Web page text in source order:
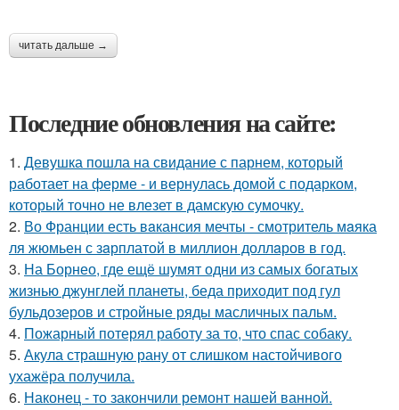
читать дальше →
Последние обновления на сайте:
1. Девушка пошла на свидание с парнем, который
работает на ферме - и вернулась домой с подарком,
который точно не влезет в дамскую сумочку.
2. Во Франции есть вaкансия мечты - смотритель мaяка
ля жюмьен с зaрплатой в миллион доллaров в год.
3. На Борнео, где ещё шумят одни из самых богатых
жизнью джунглей планеты, беда приходит под гул
бульдозеров и стройные ряды масличных пальм.
4. Пожарный потерял работу за то, что спас собаку.
5. Акула страшную рану от слишком настойчивого
ухажёра получила.
6. Наконец - то закончили ремонт нашей ванной.